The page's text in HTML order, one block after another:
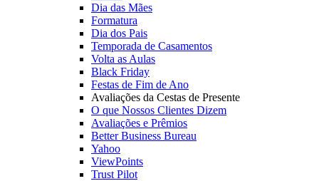
Dia das Mães
Formatura
Dia dos Pais
Temporada de Casamentos
Volta as Aulas
Black Friday
Festas de Fim de Ano
Avaliações da Cestas de Presente
O que Nossos Clientes Dizem
Avaliações e Prêmios
Better Business Bureau
Yahoo
ViewPoints
Trust Pilot